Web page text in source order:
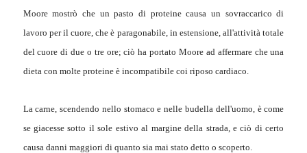
Moore mostrò che un pasto di proteine causa un sovraccarico di
lavoro per il cuore, che è paragonabile, in estensione, all'attività totale
del cuore di due o tre ore; ciò ha portato Moore ad affermare che una
dieta con molte proteine è incompatibile coi riposo cardiaco.
La carne, scendendo nello stomaco e nelle budella dell'uomo, è come
se giacesse sotto il sole estivo al margine della strada, e ciò di certo
causa danni maggiori di quanto sia mai stato detto o scoperto.